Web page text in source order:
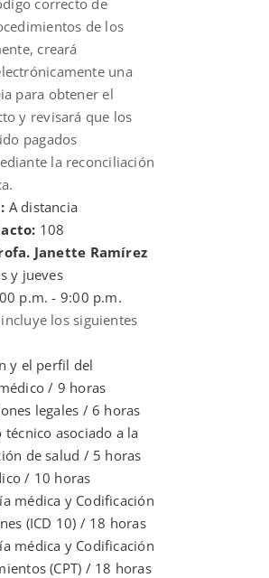
de los
creará
una
para obtener el
y revisará que los
pagados
la reconciliación
A distancia
108
Janette Ramírez
y jueves
p.m. - 9:00 p.m.
los siguientes
y el perfil del
/ 9 horas
legales / 6 horas
técnico asociado a la
de salud / 5 horas
/ 10 horas
médica y Codificación
(ICD 10) / 18 horas
médica y Codificación
(CPT) / 18 horas